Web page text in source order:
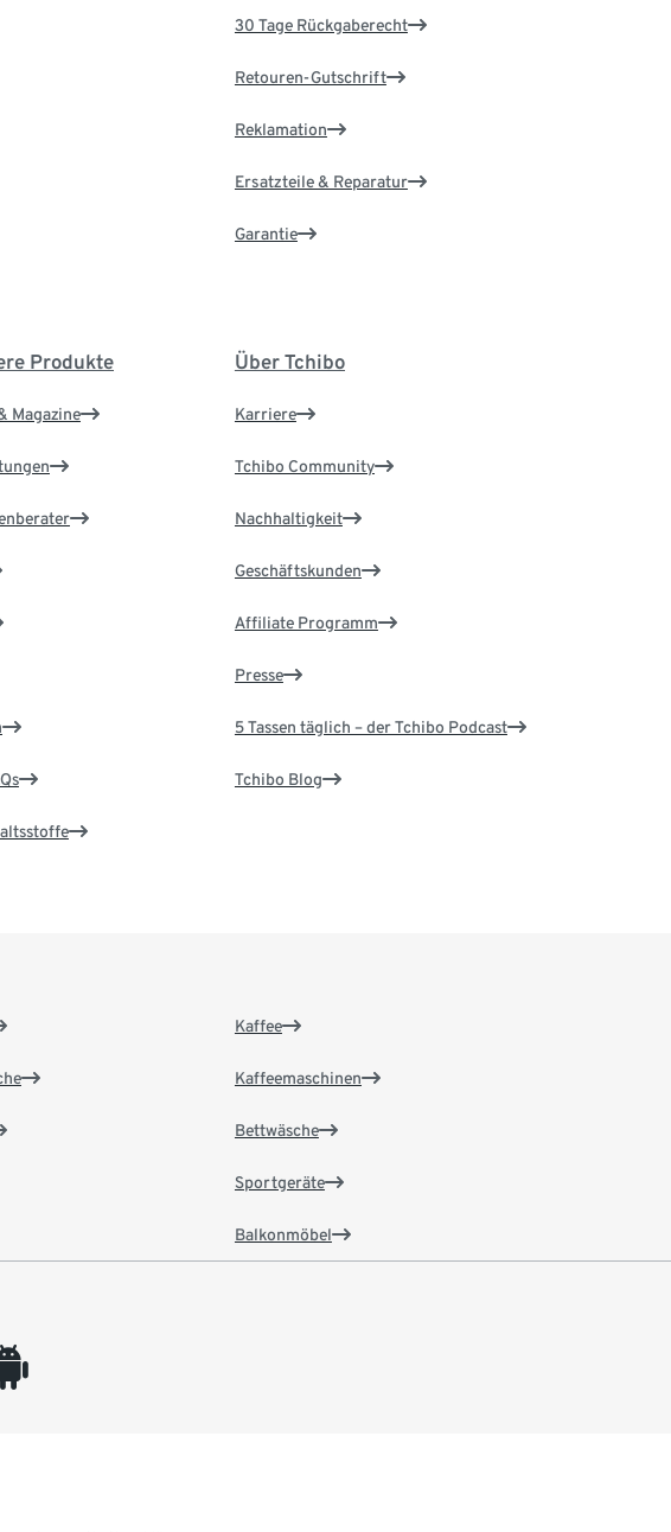
30 Tage Rückgaberecht
Retouren-Gutschrift
Reklamation
Ersatzteile & Reparatur
Garantie
Produkte
Magazine
Über Tchibo
Karriere
Tchibo Community
Nachhaltigkeit
Geschäftskunden
Affiliate Programm
Presse
5 Tassen täglich – der Tchibo Podcast
Tchibo Blog
Kaffee
Kaffeemaschinen
Bettwäsche
Sportgeräte
Balkonmöbel